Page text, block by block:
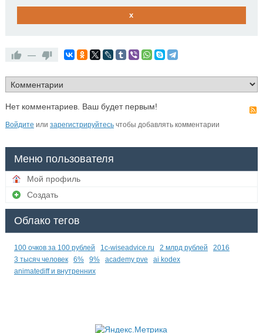
x
—
Нет комментариев. Ваш будет первым!
Войдите или зарегистрируйтесьчтобы добавлять комментарии
Меню пользователя
Мой профиль
Создать
Облако тегов
100 очков за 100 рублей 1c-wiseadvice.ru 2 млрд рублей
2016
3 тысяч человек
6% 9% academy pve
ai kodex
animatediff и внутренних